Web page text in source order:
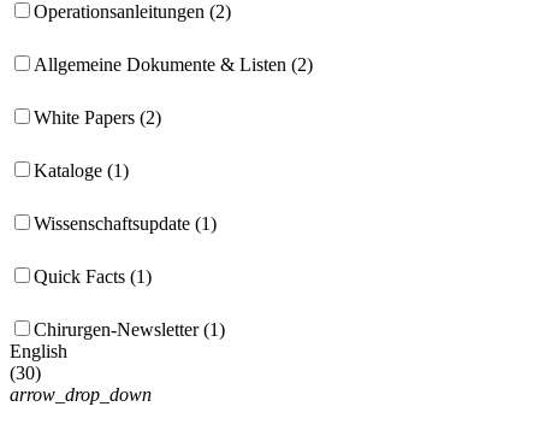
Operationsanleitungen (2)
Allgemeine Dokumente & Listen (2)
White Papers (2)
Kataloge (1)
Wissenschaftsupdate (1)
Quick Facts (1)
Chirurgen-Newsletter (1)
English
(30)
arrow_drop_down